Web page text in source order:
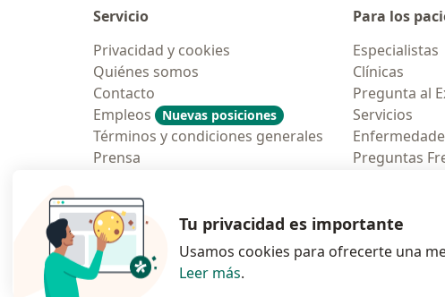
Servicio
Privacidad y cookies
Quiénes somos
Contacto
Empleos
Nuevas posiciones
Términos y condiciones generales
Prensa
Para los
Especialistas
Clínicas
Pregunta al
Servicios
Preguntas
Polska se
Tu privacidad es importante
Usamos cookies para ofrecerte una
Leer más.